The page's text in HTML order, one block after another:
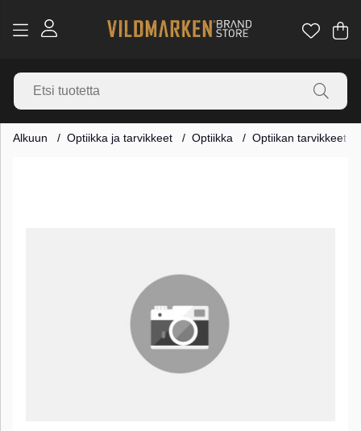
.
Alkuun Optiikka ja tarvikkeet Optiikka Optiikan tarvikkeet